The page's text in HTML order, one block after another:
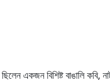
ছিলেন একজন বিশিষ্ট বাঙালি